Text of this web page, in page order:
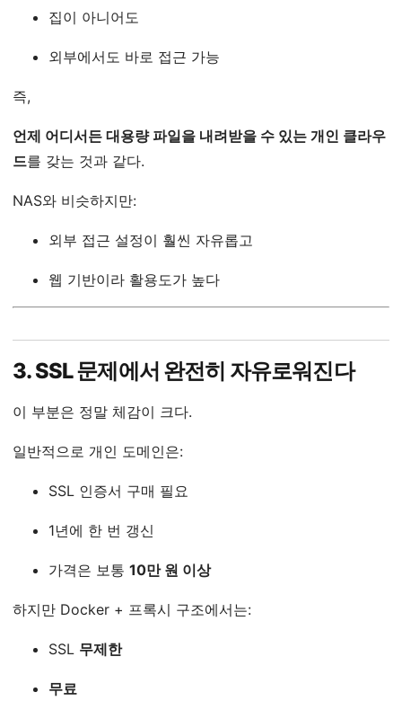
집이 아니어도
외부에서도 바로 접근 가능
즉,
언제 어디서든 대용량 파일을 내려받을 수 있는 개인 클라우
드를 갖는 것과 같다.
NAS와 비슷하지만:
외부 접근 설정이 훨씬 자유롭고
웹 기반이라 활용도가 높다
3. SSL 문제에서 완전히 자유로워진다
이 부분은 정말 체감이 크다.
일반적으로 개인 도메인은:
SSL 인증서 구매 필요
1년에 한 번 갱신
가격은 보통 10만 원 이상
하지만 Docker + 프록시 구조에서는:
SSL 무제한
무료